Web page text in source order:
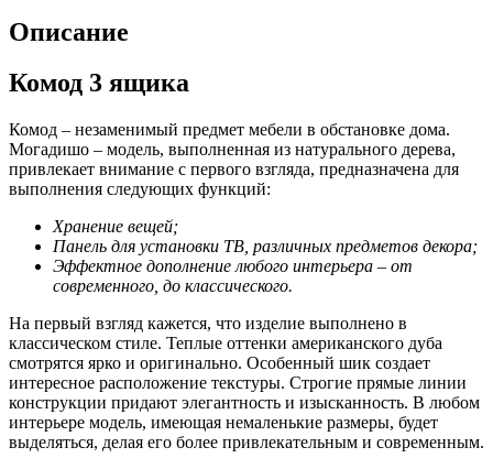
Описание
Комод 3 ящика
Комод – незаменимый предмет мебели в обстановке дома.
Могадишо – модель, выполненная из натурального дерева,
привлекает внимание с первого взгляда, предназначена для
выполнения следующих функций:
Хранение вещей;
Панель для установки ТВ, различных предметов декора;
Эффектное дополнение любого интерьера – от
современного, до классического.
На первый взгляд кажется, что изделие выполнено в
классическом стиле. Теплые оттенки американского дуба
смотрятся ярко и оригинально. Особенный шик создает
интересное расположение текстуры. Строгие прямые линии
конструкции придают элегантность и изысканность. В любом
интерьере модель, имеющая немаленькие размеры, будет
выделяться, делая его более привлекательным и современным.